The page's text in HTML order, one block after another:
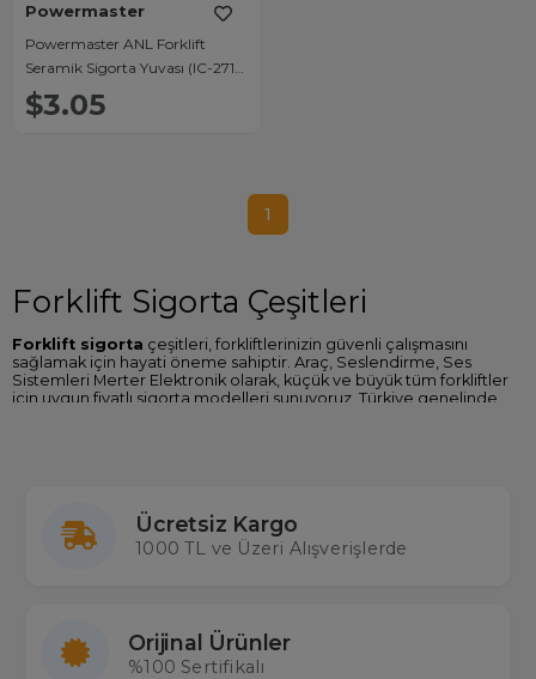
Powermaster
Powermaster ANL Forklift
Seramik Sigorta Yuvası (IC-271F-
H)
$3.05
1
Forklift Sigorta Çeşitleri
Forklift sigorta çeşitleri, forkliftlerinizin güvenli çalışmasını
sağlamak için hayati öneme sahiptir. Araç, Seslendirme, Ses
Sistemleri Merter Elektronik olarak, küçük ve büyük tüm forkliftler
için uygun fiyatlı sigorta modelleri sunuyoruz. Türkiye genelinde
Web sitemizde, farklı amper değerlerine sahip çeşitli
sigortamodellerini inceleyebilir, özelliklerini karşılaştırarak
ihtiyacınıza en uygun olanı bulabilirsiniz. Türkiye’nin en büyük
Ücretsiz Kargo
1000 TL ve Üzeri Alışverişlerde
Orijinal Ürünler
%100 Sertifikalı